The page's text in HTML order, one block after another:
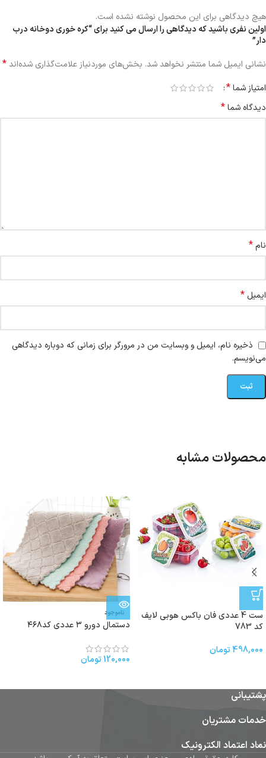
هیچ دیدگاهی برای این محصول نوشته نشده است.
اولین نفری باشید که دیدگاهی را ارسال می کنید برای “کره خوری دوخانه درب
دار”
نشانی ایمیل شما منتشر نخواهد شد. بخش‌های موردنیاز علامت‌گذاری شده‌اند*
امتیاز شما*
دیدگاه شما*
نام*
ایمیل *
ذخیره نام، ایمیل و وبسایت من در مرورگر برای زمانی که دوباره دیدگاهی
می‌نویسم.
محصولات مشابه
ست 4 عددی فان باکس هوبی لایف
کد 783
498,000تومان
ناموجود
دستمال دورو ۳ عددی کد۴۶۸
120,000تومان
پشتیبانی
خدمات مشتریان
نماد اعتماد الکترونیک